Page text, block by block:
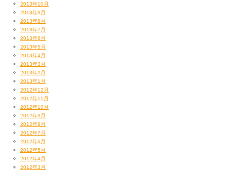
2013年10月
2013年9月
2013年8月
2013年7月
2013年6月
2013年5月
2013年4月
2013年3月
2013年2月
2013年1月
2012年12月
2012年11月
2012年10月
2012年9月
2012年8月
2012年7月
2012年6月
2012年5月
2012年4月
2012年3月